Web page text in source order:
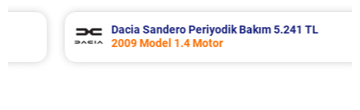
Dacia Sandero Periyodik Bakım 5.241 TL
2009 Model 1.4 Motor